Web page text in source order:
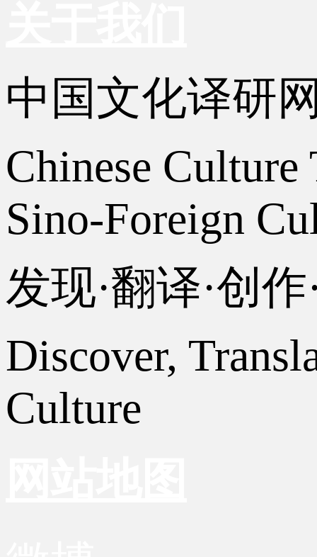
中国文化译研
Chinese
Sino-Foreign
发现·翻译·创
Discover,
Culture